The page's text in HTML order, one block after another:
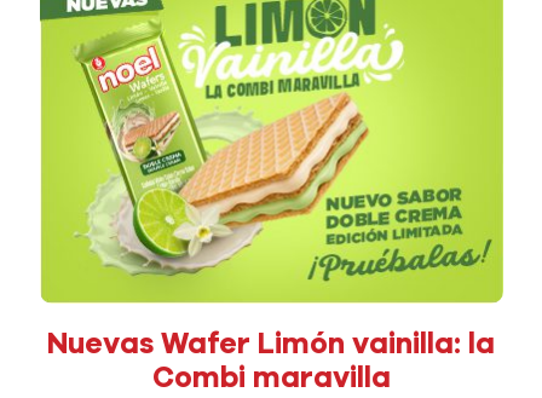
Nuevas Wafer Limón vainilla: la
Combi maravilla